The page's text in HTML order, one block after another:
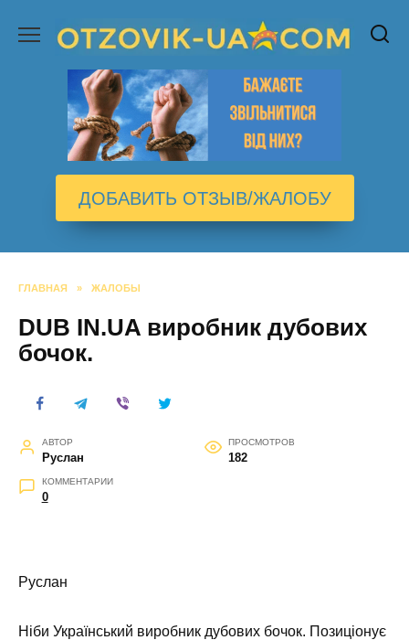
содержанию
ДОБАВИТЬ ОТЗЫВ/ЖАЛОБУ
ГЛАВНАЯ » ЖАЛОБЫ
DUB IN.UA виробник дубових
бочок.
АВТОР
Руслан
ПРОСМОТРОВ
182
КОММЕНТАРИИ
0
Руслан
Ніби Український виробник дубових бочок. Позиціонує